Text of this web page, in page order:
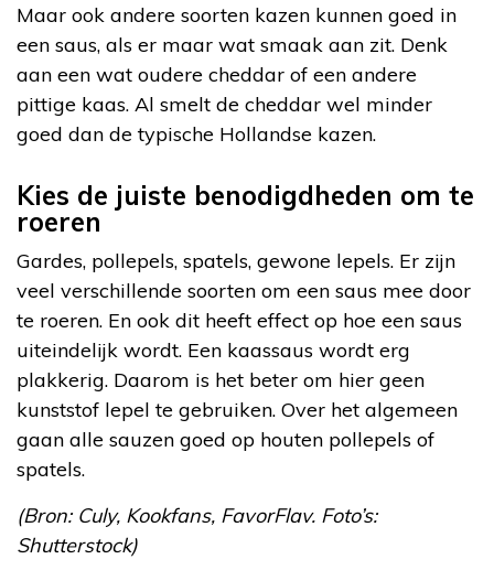
Maar ook andere soorten kazen kunnen goed in
een saus, als er maar wat smaak aan zit. Denk
aan een wat oudere cheddar of een andere
pittige kaas. Al smelt de cheddar wel minder
goed dan de typische Hollandse kazen.
Kies de juiste benodigdheden om te
roeren
Gardes, pollepels, spatels, gewone lepels. Er zijn
veel verschillende soorten om een saus mee door
te roeren. En ook dit heeft effect op hoe een saus
uiteindelijk wordt. Een kaassaus wordt erg
plakkerig. Daarom is het beter om hier geen
kunststof lepel te gebruiken. Over het algemeen
gaan alle sauzen goed op houten pollepels of
spatels.
(Bron: Culy, Kookfans, FavorFlav. Foto’s:
Shutterstock)